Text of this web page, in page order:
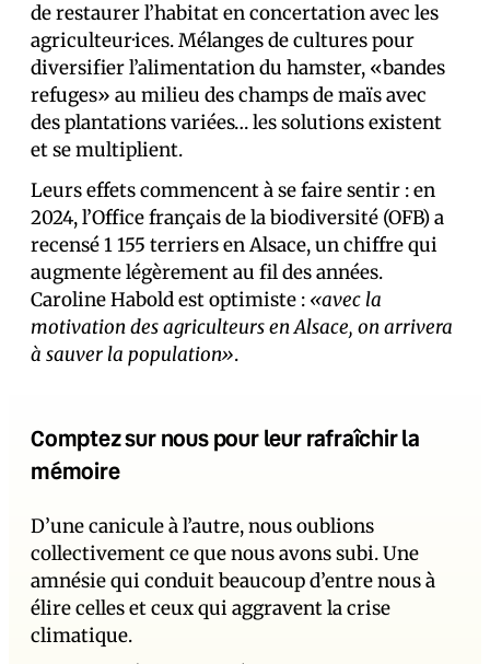
de restaurer l’habitat en concertation avec les
agriculteur·ices. Mélanges de cultures pour
diversifier l’alimentation du hamster, «bandes
refuges» au milieu des champs de maïs avec
des plantations variées… les solutions existent
et se multiplient.
Leurs effets commencent à se faire sentir : en
2024, l’Office français de la biodiversité (OFB) a
recensé 1 155 terriers en Alsace, un chiffre qui
augmente légèrement au fil des années.
Caroline Habold est optimiste : «avec la
motivation des agriculteurs en Alsace, on arrivera
à sauver la population».
Comptez sur nous pour leur rafraîchir la
mémoire
D’une canicule à l’autre, nous oublions
collectivement ce que nous avons subi. Une
amnésie qui conduit beaucoup d’entre nous à
élire celles et ceux qui aggravent la crise
climatique.